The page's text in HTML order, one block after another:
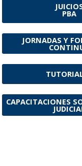
PBA
JORNADAS Y
CAPACITACIONES